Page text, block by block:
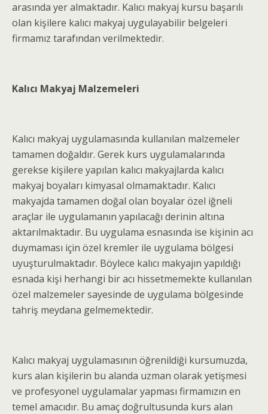
arasında yer almaktadır. Kalıcı makyaj kursu başarılı
olan kişilere kalıcı makyaj uygulayabilir belgeleri
firmamız tarafından verilmektedir.
Kalıcı Makyaj Malzemeleri
Kalıcı makyaj uygulamasında kullanılan malzemeler
tamamen doğaldır. Gerek kurs uygulamalarında
gerekse kişilere yapılan kalıcı makyajlarda kalıcı
makyaj boyaları kimyasal olmamaktadır. Kalıcı
makyajda tamamen doğal olan boyalar özel iğneli
araçlar ile uygulamanın yapılacağı derinin altına
aktarılmaktadır. Bu uygulama esnasında ise kişinin acı
duymaması için özel kremler ile uygulama bölgesi
uyuşturulmaktadır. Böylece kalıcı makyajın yapıldığı
esnada kişi herhangi bir acı hissetmemekte kullanılan
özel malzemeler sayesinde de uygulama bölgesinde
tahriş meydana gelmemektedir.
Kalıcı makyaj uygulamasının öğrenildiği kursumuzda,
kurs alan kişilerin bu alanda uzman olarak yetişmesi
ve profesyonel uygulamalar yapması firmamızın en
temel amacıdır. Bu amaç doğrultusunda kurs alan